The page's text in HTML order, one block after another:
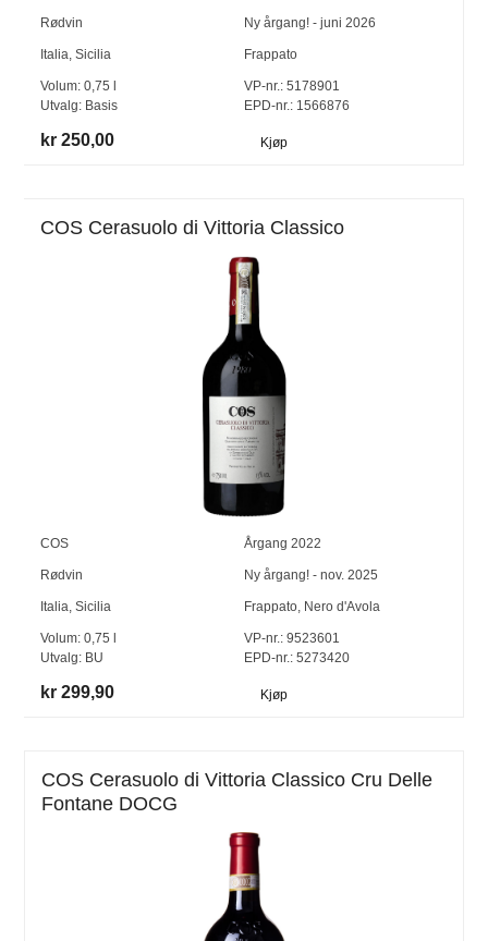
Rødvin Ny årgang! - juni 2026
Italia,Sicilia Frappato
Volum:0,75 l
Utvalg: Basis
VP-nr.:5178901
EPD-nr.: 1566876
kr 250,00 Kjøp
COS Cerasuolo di Vittoria Classico
COS Årgang 2022
Rødvin Ny årgang! - nov. 2025
Italia ,Sicilia Frappato, Nero d'Avola
Volum:0,75 l
Utvalg: BU
VP-nr.:9523601
EPD-nr.: 5273420
kr 299,90 Kjøp
COS Cerasuolo di Vittoria Classico Cru Delle
Fontane DOCG